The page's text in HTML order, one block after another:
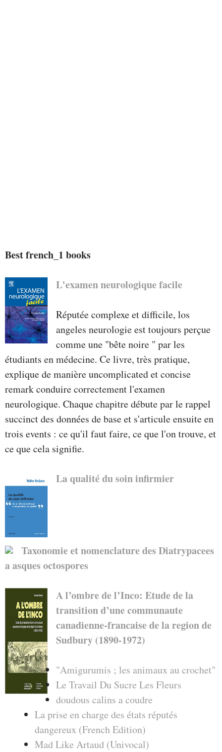
Best french_1 books
L'examen neurologique facile
Réputée complexe et difficile, los
angeles neurologie est toujours perçue
comme une "bête noire " par les
étudiants en médecine. Ce livre, très pratique,
explique de manière uncomplicated et concise
remark conduire correctement l'examen
neurologique. Chaque chapitre débute par le rappel
succinct des données de base et s'articule ensuite en
trois events : ce qu'il faut faire, ce que l'on trouve, et
ce que cela signifie.
La qualité du soin infirmier
Taxonomie et nomenclature des Diatrypacees
a asques octospores
A l’ombre de l’Inco: Etude de la
transition d’une communaute
canadienne-francaise de la region de
Sudbury (1890-1972)
"Amigurumis ; les animaux au crochet"
Le Travail Du Sucre Les Fleurs
doudous calins a coudre
La prise en charge des états réputés
dangereux (French Edition)
Mad Like Artaud (Univocal)